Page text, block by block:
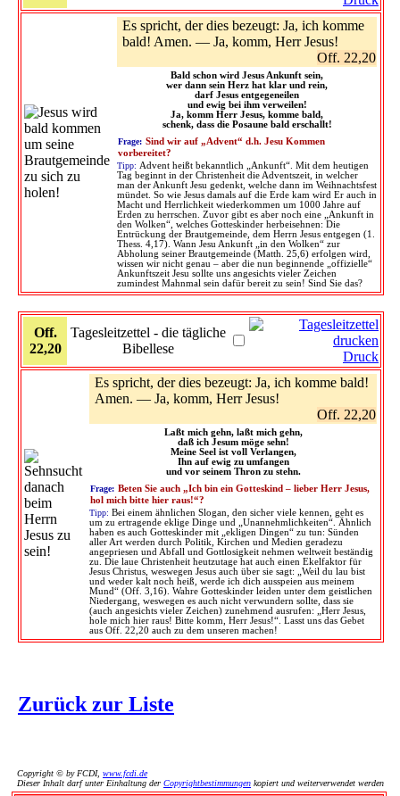
Es spricht, der dies bezeugt: Ja, ich komme
bald! Amen. — Ja, komm, Herr Jesus!
Off. 22,20
Bald schon wird Jesus Ankunft sein,
wer dann sein Herz hat klar und rein,
darf Jesus entgegeneilen
und ewig bei ihm verweilen!
Ja, komm Herr Jesus, komme bald,
schenk, dass die Posaune bald erschallt!
Frage: Sind wir auf „Advent“ d.h. Jesu Kommen
vorbereitet?
Tipp: Advent heißt bekanntlich „Ankunft“. Mit dem heutigen
Tag beginnt in der Christenheit die Adventszeit, in welcher
man der Ankunft Jesu gedenkt, welche dann im Weihnachtsfest
mündet. So wie Jesus damals auf die Erde kam wird Er auch in
Macht und Herrlichkeit wiederkommen um 1000 Jahre auf
Erden zu herrschen. Zuvor gibt es aber noch eine „Ankunft in
den Wolken“, welches Gotteskinder herbeisehnen: Die
Entrückung der Brautgemeinde, dem Herrn Jesus entgegen (1.
Thess. 4,17). Wann Jesu Ankunft „in den Wolken“ zur
Abholung seiner Brautgemeinde (Matth. 25,6) erfolgen wird,
wissen wir nicht genau – aber die nun beginnende „offizielle“
Ankunftszeit Jesu sollte uns angesichts vieler Zeichen
zumindest Mahnmal sein dafür bereit zu sein! Sind Sie das?
Off.
22,20
Tagesleitzettel - die tägliche
Bibellese
Druck
Es spricht, der dies bezeugt: Ja, ich komme bald!
Amen. — Ja, komm, Herr Jesus!
Off. 22,20
Laßt mich gehn, laßt mich gehn,
daß ich Jesum möge sehn!
Meine Seel ist voll Verlangen,
Ihn auf ewig zu umfangen
und vor seinem Thron zu stehn.
Frage: Beten Sie auch „Ich bin ein Gotteskind – lieber Herr Jesus,
hol mich bitte hier raus!“?
Tipp: Bei einem ähnlichen Slogan, den sicher viele kennen, geht es
um zu ertragende eklige Dinge und „Unannehmlichkeiten“. Ähnlich
haben es auch Gotteskinder mit „ekligen Dingen“ zu tun: Sünden
aller Art werden durch Politik, Kirchen und Medien geradezu
angepriesen und Abfall und Gottlosigkeit nehmen weltweit beständig
zu. Die laue Christenheit heutzutage hat auch einen Ekelfaktor für
Jesus Christus, weswegen Jesus auch über sie sagt: „Weil du lau bist
und weder kalt noch heiß, werde ich dich ausspeien aus meinem
Mund“ (Off. 3,16). Wahre Gotteskinder leiden unter dem geistlichen
Niedergang, weswegen es auch nicht verwundern sollte, dass sie
(auch angesichts vieler Zeichen) zunehmend ausrufen: „Herr Jesus,
hole mich hier raus! Bitte komm, Herr Jesus!“. Lasst uns das Gebet
aus Off. 22,20 auch zu dem unseren machen!
Zurück zur Liste
Copyright © by FCDI, www.fcdi.de
Dieser Inhalt darf unter Einhaltung der Copyrightbestimmungen kopiert und weiterverwendet werden